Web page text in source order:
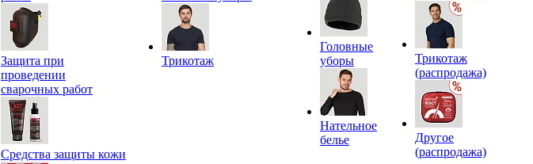
Защита при
проведении
сварочных работ
Средства защиты кожи
Трикотаж
Головные
уборы
Нательное
белье
Трикотаж
(распродажа)
Другое
(распродажа)